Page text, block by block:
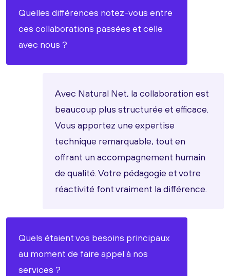
Quelles différences notez-vous entre
ces collaborations passées et celle
avec nous ?
Avec Natural Net, la collaboration est
beaucoup plus structurée et efficace.
Vous apportez une expertise
technique remarquable, tout en
offrant un accompagnement humain
de qualité. Votre pédagogie et votre
réactivité font vraiment la différence.
Quels étaient vos besoins principaux
au moment de faire appel à nos
services ?